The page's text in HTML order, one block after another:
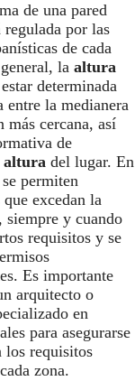
de una pared
regulada por las
de cada
la altura
determinada
entre la medianera
cercana, así
de
altura del lugar. En
permiten
excedan la
siempre y cuando
requisitos y se
Es importante
arquitecto o
en
para asegurarse
los requisitos
zona.